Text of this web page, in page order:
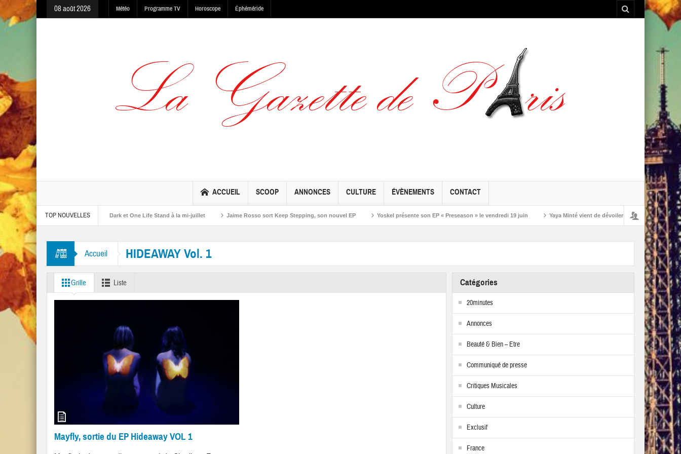
08 août 2026 Météo Programme TV Horoscope Éphéméride
ACCUEIL SCOOP ANNONCES CULTURE ÉVÈNEMENTS CONTACT
TOP NOUVELLES
The Warning, Made In The Dark et One Life Stand à la mi-juillet Jaime Rosso sort Keep Stepping, son nouvel EP Yoskel présente son EP « Preseason » le vendredi 19 juin Yaya Minté vient de dévoiler ‘So’, son premier album
“Mr. Tambourine Man” et “Like A Rolling Stone”
Accueil HIDEAWAY Vol. 1
Grille Liste
Mayfly, sortie du EP Hideaway VOL 1
Catégories
20minutes
Annonces
Beauté & Bien – Etre
Communiqué de presse
Critiques Musicales
Culture
Exclusif
France